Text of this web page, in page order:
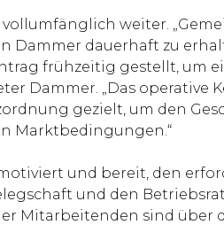
weiter.
Dammer dauerhaft zu
frühzeitig gestellt, um
Dammer. „Das
gezielt, um den
Marktbedingungen.“
und bereit, den
und den
Mitarbeitenden sind über